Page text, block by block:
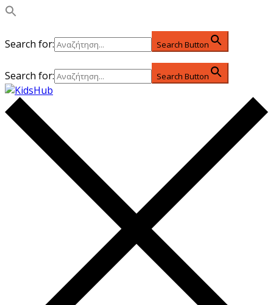
Search for: Search Button
Search for: Search Button